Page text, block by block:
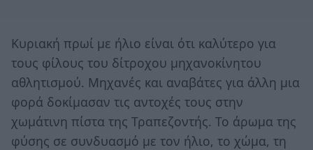
Κυριακή πρωί με ήλιο είναι ότι καλύτερο για
τους φίλους του δίτροχου μηχανοκίνητου
αθλητισμού. Μηχανές και αναβάτες για άλλη μια
φορά δοκίμασαν τις αντοχές τους στην
χωμάτινη πίστα της Τραπεζοντής. Το άρωμα της
φύσης σε συνδυασμό με τον ήλιο, το χώμα, τη